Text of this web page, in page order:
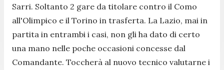
Sarri. Soltanto 2 gare da titolare contro il Como
all'Olimpico e il Torino in trasferta. La Lazio, mai in
partita in entrambi i casi, non gli ha dato di certo
una mano nelle poche occasioni concesse dal
Comandante. Toccherà al nuovo tecnico valutarne i